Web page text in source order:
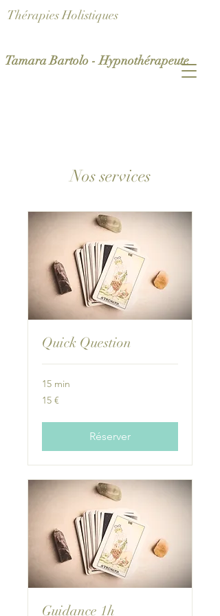
Tamara Bartolo - Hypnothérapeute
Thérapies Holistiques
Nos services
Quick Question
15 min
15
euros
15 €
Réserver
Guidance 1h